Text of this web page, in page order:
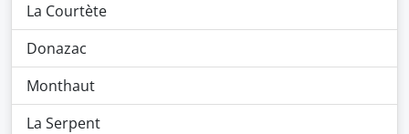
La Courtète
Donazac
Monthaut
La Serpent